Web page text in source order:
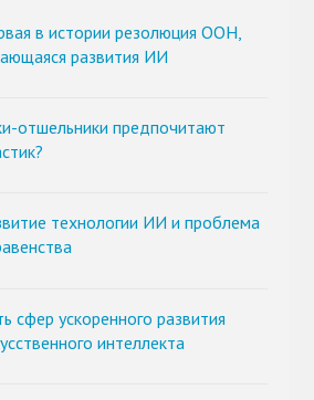
в истории резолюция ООН,
развития ИИ
отшельники предпочитают
технологии ИИ и проблема
сфер ускоренного развития
интеллекта